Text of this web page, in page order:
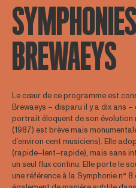
BREWAEYS
Le cœur de ce programme est
Brewaeys – disparu il y a dix ans
portrait éloquent de son évolution
(1987) est brève mais
d’environ cent musiciens). Elle
(rapide–lent–rapide), mais sans
un seul flux continu. Elle porte le
une référence à la Symphonie n°